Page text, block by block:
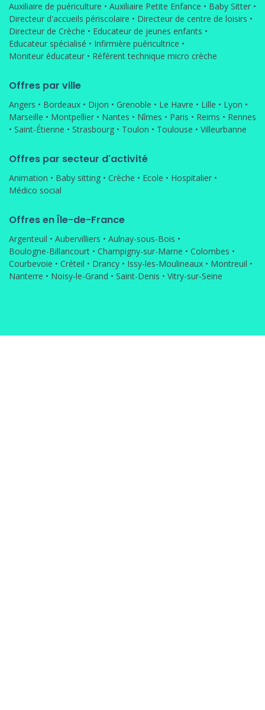
Auxiliaire de puériculture • Auxiliaire Petite Enfance • Baby Sitter •
Directeur d'accueils périscolaire • Directeur de centre de loisirs •
Directeur de Crèche • Educateur de jeunes enfants •
Educateur spécialisé • Infirmière puéricultrice •
Moniteur éducateur • Référent technique micro crèche
Offres par ville
Angers • Bordeaux • Dijon • Grenoble • Le Havre • Lille • Lyon •
Marseille • Montpellier • Nantes • Nîmes • Paris • Reims • Rennes
• Saint-Étienne • Strasbourg • Toulon • Toulouse • Villeurbanne
Offres par secteur d'activité
Animation • Baby sitting • Crèche • Ecole • Hospitalier •
Médico social
Offres en Île-de-France
Argenteuil • Aubervilliers • Aulnay-sous-Bois •
Boulogne-Billancourt • Champigny-sur-Marne • Colombes •
Courbevoie • Créteil • Drancy • Issy-les-Moulineaux • Montreuil •
Nanterre • Noisy-le-Grand • Saint-Denis • Vitry-sur-Seine